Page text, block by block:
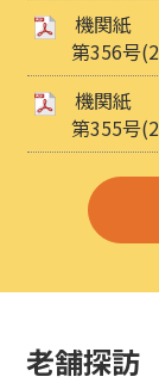
機関紙
第356号
機関紙
第355号
老舗探訪